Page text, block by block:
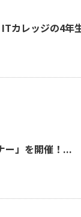
カレッジの4
ー」を開催！...